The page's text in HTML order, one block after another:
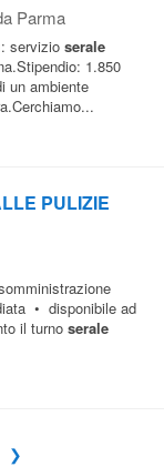
Parma
servizio serale
1.850
un ambiente
PULIZIE
• disponibile ad
il turno serale